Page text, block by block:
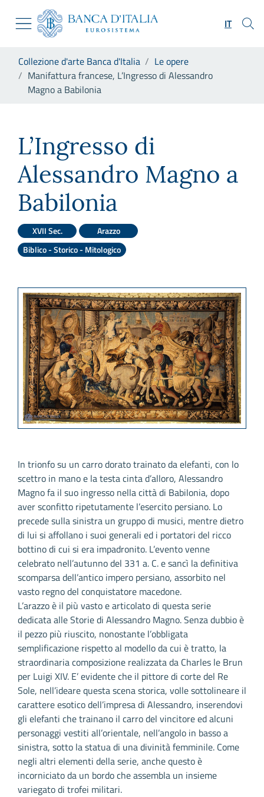
Skip to Main Content
Vai al sito istituzionale
Vai al menu di navigazione
Vai alla ricerca
Vai al footer
IT
Collezione d'arte Banca d'Italia
Le opere
Manifattura francese, L’Ingresso di Alessandro
Magno a Babilonia
L’Ingresso di
Alessandro Magno a
Babilonia
XVII Sec.
Arazzo
Biblico - Storico - Mitologico
In trionfo su un carro dorato trainato da elefanti, con lo
scettro in mano e la testa cinta d’alloro, Alessandro
Magno fa il suo ingresso nella città di Babilonia, dopo
aver sconfitto ripetutamente l’esercito persiano. Lo
precede sulla sinistra un gruppo di musici, mentre dietro
di lui si affollano i suoi generali ed i portatori del ricco
bottino di cui si era impadronito. L’evento venne
celebrato nell’autunno del 331 a. C. e sancì la definitiva
scomparsa dell’antico impero persiano, assorbito nel
vasto regno del conquistatore macedone.
L’arazzo è il più vasto e articolato di questa serie
dedicata alle Storie di Alessandro Magno. Senza dubbio è
il pezzo più riuscito, nonostante l’obbligata
semplificazione rispetto al modello da cui è tratto, la
straordinaria composizione realizzata da Charles le Brun
per Luigi XIV. E’ evidente che il pittore di corte del Re
Sole, nell’ideare questa scena storica, volle sottolineare il
carattere esotico dell’impresa di Alessandro, inserendovi
gli elefanti che trainano il carro del vincitore ed alcuni
personaggi vestiti all’orientale, nell’angolo in basso a
sinistra, sotto la statua di una divinità femminile. Come
negli altri elementi della serie, anche questo è
incorniciato da un bordo che assembla un insieme
variegato di trofei militari.